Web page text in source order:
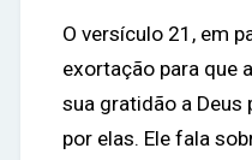
O versículo 21, em
exortação para que
sua gratidão a Deus
por elas. Ele fala